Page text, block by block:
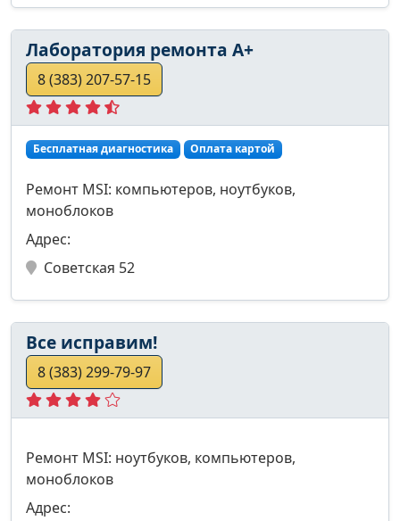
Лаборатория ремонта А+
8 (383) 207-57-15
Бесплатная диагностика Оплата картой
Ремонт MSI: компьютеров, ноутбуков,
моноблоков
Адрес:
Советская 52
Все исправим!
8 (383) 299-79-97
Ремонт MSI: ноутбуков, компьютеров,
моноблоков
Адрес: